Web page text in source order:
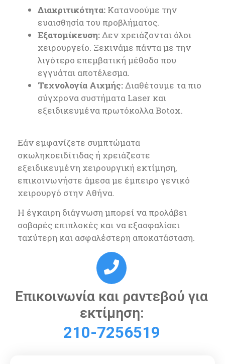
Διακριτικότητα: Κατανοούμε την
ευαισθησία του προβλήματος.
Εξατομίκευση: Δεν χρειάζονται όλοι
χειρουργείο. Ξεκινάμε πάντα με την
λιγότερο επεμβατική μέθοδο που
εγγυάται αποτέλεσμα.
Τεχνολογία Αιχμής: Διαθέτουμε τα πιο
σύγχρονα συστήματα Laser και
εξειδικευμένα πρωτόκολλα Botox.
Εάν εμφανίζετε συμπτώματα
σκωληκοειδίτιδας ή χρειάζεστε
εξειδικευμένη χειρουργική εκτίμηση,
επικοινωνήστε άμεσα με έμπειρο γενικό
χειρουργό στην Αθήνα.
Η έγκαιρη διάγνωση μπορεί να προλάβει
σοβαρές επιπλοκές και να εξασφαλίσει
ταχύτερη και ασφαλέστερη αποκατάσταση.
Επικοινωνία και ραντεβού για
εκτίμηση:
210-7256519